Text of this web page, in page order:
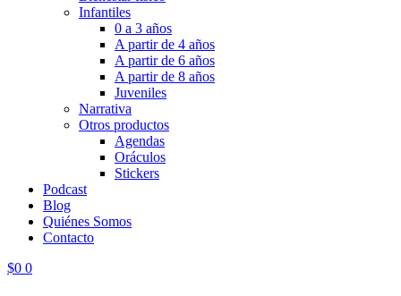
Infantiles
0 a 3 años
A partir de 4 años
A partir de 6 años
A partir de 8 años
Juveniles
Narrativa
Otros productos
Agendas
Oráculos
Stickers
Podcast
Blog
Quiénes Somos
Contacto
$0 0